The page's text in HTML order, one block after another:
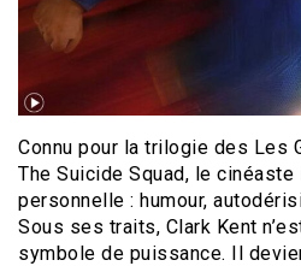
Connu pour la trilogie des Les
The Suicide Squad, le
personnelle : humour,
Sous ses traits, Clark Kent
symbole de puissance. Il